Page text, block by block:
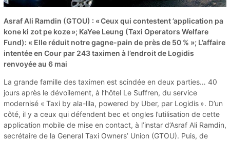
Asraf Ali Ramdin (GTOU) : « Ceux qui contestent ’application pa
kone ki zot pe koze »; KaYee Leung (Taxi Operators Welfare
Fund): « Elle réduit notre gagne-pain de près de 50 % »; L’affaire
intentée en Cour par 243 taximen à l’endroit de Logidis
renvoyée au 6 mai
La grande famille des taximen est scindée en deux parties… 40
jours après le dévoilement, à l’hôtel Le Suffren, du service
modernisé « Taxi by ala-lila, powered by Uber, par Logidis ». D’un
côté, il y a ceux qui défendent bec et ongles l’utilisation de cette
application mobile de mise en contact, à l’instar d’Asraf Ali Ramdin,
secrétaire de la General Taxi Owners’ Union (GTOU). Puis, de